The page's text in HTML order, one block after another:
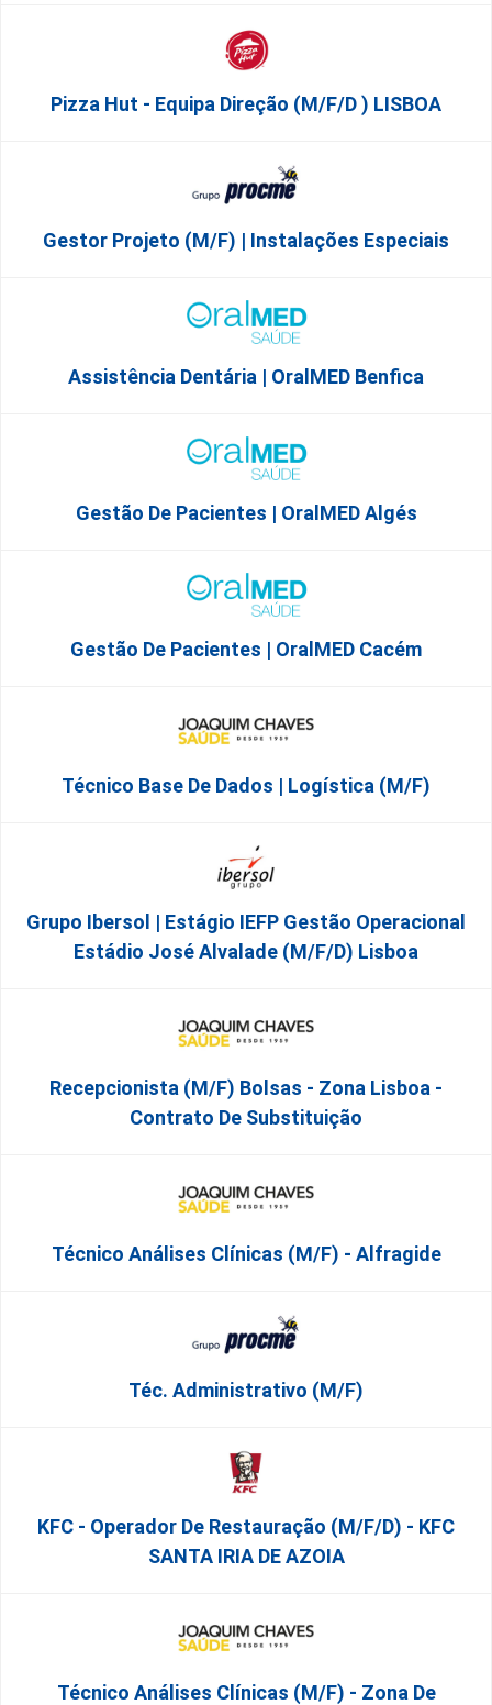
Pizza Hut - Equipa Direção (m/f/d ) LISBOA
Gestor Projeto (m/f) | Instalações Especiais
Assistência Dentária | OralMED Benfica
Gestão De Pacientes | OralMED Algés
Gestão De Pacientes | OralMED Cacém
Técnico Base De Dados | Logística (M/F)
Grupo Ibersol | Estágio IEFP Gestão Operacional
Estádio José Alvalade (m/f/d) Lisboa
Recepcionista (M/F) Bolsas - Zona Lisboa -
Contrato De Substituição
Técnico Análises Clínicas (M/F) - Alfragide
Téc. Administrativo (m/f)
KFC - Operador De Restauração (m/f/d) - KFC
SANTA IRIA DE AZOIA
Técnico Análises Clínicas (M/F) - Zona De